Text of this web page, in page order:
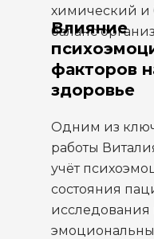
химический и
баланс
Влияние
факторов
здоровье
Одним из
работы
учёт
состояния
исследования